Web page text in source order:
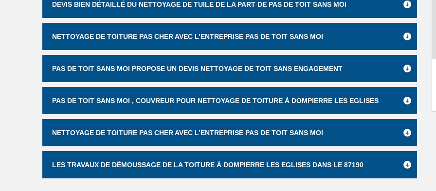
DEVIS BIEN DÉTAILLÉ DU NETTOYAGE DE TUILE DE LA PART DE PAS DE TOIT SANS MOI
NETTOYAGE DE TOITURE PAS CHER AVEC L’ENTREPRISE PAS DE TOIT SANS MOI
PAS DE TOIT SANS MOI PROPOSE UN DEVIS NETTOYAGE DE TOIT SANS ENGAGEMENT
PAS DE TOIT SANS MOI , COUVREUR POUR NETTOYAGE DE TOITURE À DOMPIERRE LES EGLISES
NETTOYAGE DE TOITURE PAS CHER AVEC L’ENTREPRISE PAS DE TOIT SANS MOI
LES TRAVAUX DE DÉMOUSSAGE DE LA TOITURE À DOMPIERRE LES EGLISES DANS LE 87190